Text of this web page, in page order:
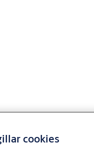
och kontor. ASSA:s
cookies